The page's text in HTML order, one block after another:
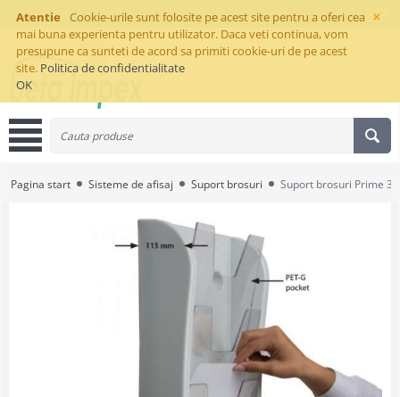
×
Atentie
Cookie-urile sunt folosite pe acest site pentru a oferi cea
mai buna experienta pentru utilizator. Daca veti continua, vom
presupune ca sunteti de acord sa primiti cookie-uri de pe acest
site. Politica de confidentialitate
OK
Pagina start Sisteme de afisaj Suport brosuri Suport brosuri Prime